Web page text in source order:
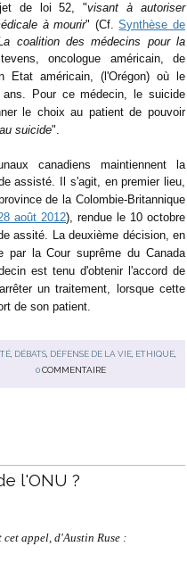
de loi 52, "visant à autoriser
à mourir" (Cf.Synthèse de
coalition des médecins pour la
oncologue américain, de
Etat américain, (l'Orégon) où le
Pour ce médecin, le suicide
le choix au patient de pouvoir
suicide".
canadiens maintiennent la
assisté.
Il s'agit, en premier lieu,
de la Colombie-Britannique
août 2012), rendue le 10 octobre
assité. La deuxième décision, en
parla Cour suprême du Canada
est tenu d'obtenir l'accord de
un traitement, lorsque cette
de son patient.
, DÉBATS, DÉFENSE DE LA VIE, ETHIQUE,
0 COMMENTAIRE
l'ONU ?
cet appel, d'Austin Ruse :